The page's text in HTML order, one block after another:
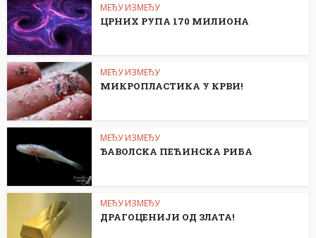
МЕЂУ ИЗМЕЂУ
ЦРНИХ РУПА 170 МИЛИОНА
МЕЂУ ИЗМЕЂУ
МИКРОПЛАСТИКА У КРВИ!
МЕЂУ ИЗМЕЂУ
ЂАВОЛСKА ПЕЋИНСKА РИБА
МЕЂУ ИЗМЕЂУ
ДРАГОЦЕНИЈИ ОД ЗЛАТА!